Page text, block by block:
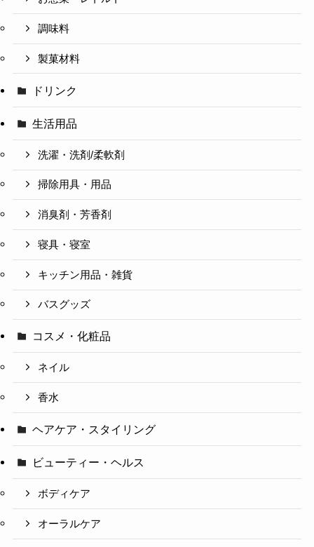
調味料
製菓材料
ドリンク
生活用品
洗濯・洗剤/柔軟剤
掃除用具・用品
消臭剤・芳香剤
寝具・寝室
キッチン用品・雑貨
バスグッズ
コスメ・化粧品
ネイル
香水
ヘアケア・スタイリング
ビューティー・ヘルス
ボディケア
オーラルケア